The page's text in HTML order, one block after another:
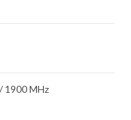
1900 MHz